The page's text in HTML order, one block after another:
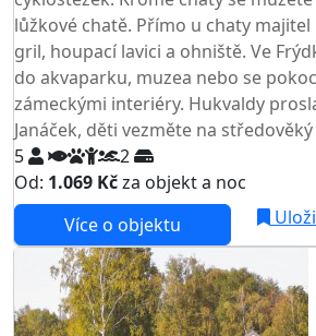
lůžkové chatě. Přímo u chaty
gril, houpací lavici a ohniště. Ve
do akvaparku, muzea nebo se
zámeckými interiéry. Hukvaldy
Janáček, děti vezměte na
5
2
Od: 1.069 Kčza objekt a noc
Více o objektu